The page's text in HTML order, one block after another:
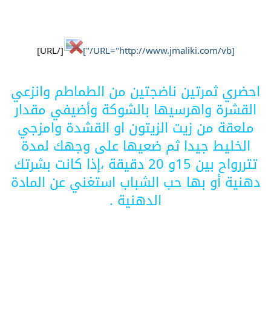
[URL="http://www.jmaliki.com/vb/"]
[/URL]
احضري ثمرتين ناضجتين من الطماطم وانزعي
القشرة واهرسيها بالشوكة وأضيفي مقدار
ملعقة من زيت الزيتون او القشدة وامزجي
الخليط جيدا ثم ضعيها على وجهك لمدة
تتررواح بين 15و 20 دقيقة ،إذا كانت بشرتك
دهنية أو بها حب الشباب استغني عن المادة
الدهنية .